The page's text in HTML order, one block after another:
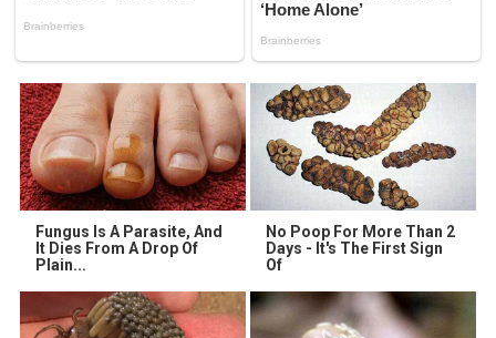
Fungus Is A Parasite, And
It Dies From A Drop Of
Plain...
No Poop For More Than 2
Days - It's The First Sign
Of